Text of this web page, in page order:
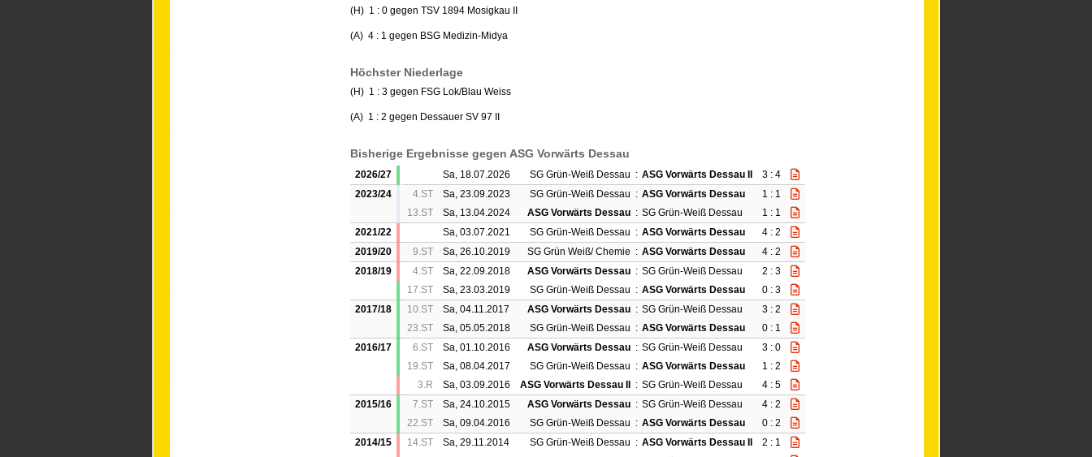
(H) 1 : 0 gegen TSV 1894 Mosigkau II
(A) 4 : 1 gegen BSG Medizin-Midya
Höchster Niederlage
(H) 1 : 3 gegen FSG Lok/Blau Weiss
(A) 1 : 2 gegen Dessauer SV 97 II
Bisherige Ergebnisse gegen ASG Vorwärts Dessau
2026/27 Sa, 18.07.2026 SG Grün-Weiß Dessau : ASG Vorwärts Dessau II
3 : 4
2023/24
4.ST Sa, 23.09.2023 SG Grün-Weiß Dessau : ASG Vorwärts Dessau
1 : 1
13.ST
Sa, 13.04.2024 ASG Vorwärts Dessau : SG Grün-Weiß Dessau
1 : 1
2021/22
Sa, 03.07.2021 SG Grün-Weiß Dessau : ASG Vorwärts Dessau
4 : 2
2019/20
9.ST Sa, 26.10.2019 SG Grün Weiß/ Chemie : ASG Vorwärts Dessau
4 : 2
2018/19
4.ST Sa, 22.09.2018 ASG Vorwärts Dessau : SG Grün-Weiß Dessau
2 : 3
17.ST
Sa, 23.03.2019 SG Grün-Weiß Dessau : ASG Vorwärts Dessau
0 : 3
2017/18
10.ST Sa, 04.11.2017 ASG Vorwärts Dessau : SG Grün-Weiß Dessau
3 : 2
23.ST
Sa, 05.05.2018 SG Grün-Weiß Dessau : ASG Vorwärts Dessau
0 : 1
2016/17
6.ST Sa, 01.10.2016 ASG Vorwärts Dessau : SG Grün-Weiß Dessau
3 : 0
19.ST
Sa, 08.04.2017 SG Grün-Weiß Dessau : ASG Vorwärts Dessau
1 : 2
3.R
Sa, 03.09.2016 ASG Vorwärts Dessau II : SG Grün-Weiß Dessau
4 : 5
2015/16
7.ST Sa, 24.10.2015 ASG Vorwärts Dessau : SG Grün-Weiß Dessau
4 : 2
22.ST
Sa, 09.04.2016 SG Grün-Weiß Dessau : ASG Vorwärts Dessau
0 : 2
2014/15
14.ST Sa, 29.11.2014 SG Grün-Weiß Dessau : ASG Vorwärts Dessau II
2 : 1